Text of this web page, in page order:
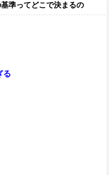
準ってどこで決まるの
る